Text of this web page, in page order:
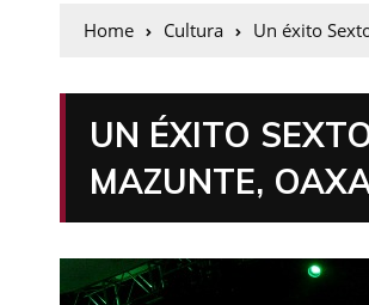
Home Cultura Un éxito
UN ÉXITO
MAZUNTE,